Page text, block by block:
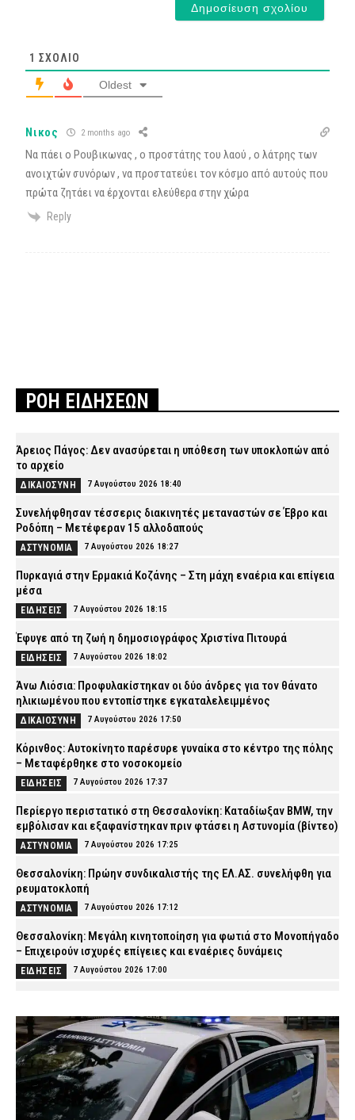
1 ΣΧΌΛΙΟ
Oldest
Νικος 2 months ago
Να πάει ο Ρουβικωνας , ο προστάτης του λαού , ο λάτρης των
ανοιχτών συνόρων , να προστατεύει τον κόσμο από αυτούς που
πρώτα ζητάει να έρχονται ελεύθερα στην χώρα
Reply
ΡΟΗ ΕΙΔΗΣΕΩΝ
Άρειος Πάγος: Δεν ανασύρεται η υπόθεση των υποκλοπών από
το αρχείο
ΔΙΚΑΙΟΣΥΝΗ 7 Αυγούστου 2026 18:40
Συνελήφθησαν τέσσερις διακινητές μεταναστών σε Έβρο και
Ροδόπη – Μετέφεραν 15 αλλοδαπούς
ΑΣΤΥΝΟΜΙΑ 7 Αυγούστου 2026 18:27
Πυρκαγιά στην Ερμακιά Κοζάνης – Στη μάχη εναέρια και επίγεια
μέσα
ΕΙΔΗΣΕΙΣ 7 Αυγούστου 2026 18:15
Έφυγε από τη ζωή η δημοσιογράφος Χριστίνα Πιτουρά
ΕΙΔΗΣΕΙΣ 7 Αυγούστου 2026 18:02
Άνω Λιόσια: Προφυλακίστηκαν οι δύο άνδρες για τον θάνατο
ηλικιωμένου που εντοπίστηκε εγκαταλελειμμένος
ΔΙΚΑΙΟΣΥΝΗ 7 Αυγούστου 2026 17:50
Κόρινθος: Αυτοκίνητο παρέσυρε γυναίκα στο κέντρο της πόλης
– Μεταφέρθηκε στο νοσοκομείο
ΕΙΔΗΣΕΙΣ 7 Αυγούστου 2026 17:37
Περίεργο περιστατικό στη Θεσσαλονίκη: Καταδίωξαν BMW, την
εμβόλισαν και εξαφανίστηκαν πριν φτάσει η Αστυνομία (βίντεο)
ΑΣΤΥΝΟΜΙΑ 7 Αυγούστου 2026 17:25
Θεσσαλονίκη: Πρώην συνδικαλιστής της ΕΛ.ΑΣ. συνελήφθη για
ρευματοκλοπή
ΑΣΤΥΝΟΜΙΑ 7 Αυγούστου 2026 17:12
Θεσσαλονίκη: Μεγάλη κινητοποίηση για φωτιά στο Μονοπήγαδο
– Επιχειρούν ισχυρές επίγειες και εναέριες δυνάμεις
ΕΙΔΗΣΕΙΣ 7 Αυγούστου 2026 17:00
προχώρησε σε δωρεά ειδών ιματισμού στο Αστυνομικό Τμήμα
ΣΩΜΑΤΑ ΑΣΦΑΛΕΙΑΣ 7 Αυγούστου 2026 16:48
Κορινθία: Μήνυμα του 112 για φωτιά στο Στεφάνι –
«Παραμείνετε σε ετοιμότητα»
ΕΙΔΗΣΕΙΣ 7 Αυγούστου 2026 16:35